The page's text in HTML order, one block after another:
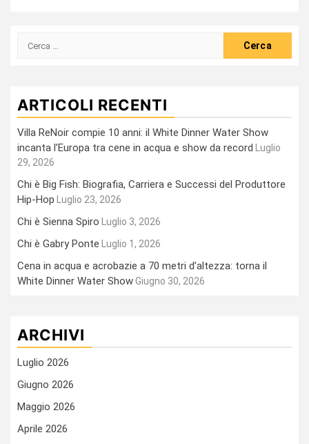
Ricerca
ARTICOLI RECENTI
Villa ReNoir compie 10 anni: il White Dinner Water Show
incanta l’Europa tra cene in acqua e show da record
Luglio
29, 2026
Chi è Big Fish: Biografia, Carriera e Successi del Produttore
Hip-Hop
Luglio 23, 2026
Chi è Sienna Spiro Luglio 3, 2026
Chi è Gabry Ponte Luglio 1, 2026
Cena in acqua e acrobazie a 70 metri d’altezza: torna il
White Dinner Water ShowGiugno 30, 2026
ARCHIVI
Luglio 2026
Giugno 2026
Maggio 2026
Aprile 2026